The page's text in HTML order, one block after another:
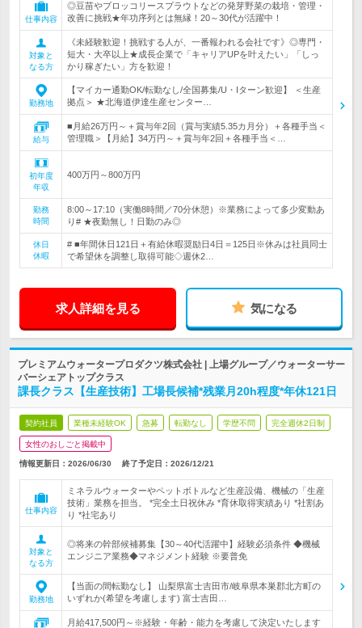
仕事内容
◎豆苗やブロッコリースプラウトなどの発芽野菜の栽培・管理・
改善に挑戦★年功序列とは無縁！20～30代が活躍中！
対象と
なる方
《未経験歓迎！挑戦する人が、一番報われる会社です》◎専門・
短大・大卒以上★成長企業で「キャリアUPを叶えたい」「しっ
かり稼ぎたい」方を歓迎！
勤務地
【マイカー通勤OK/転勤なし/全国募集/U・Iターン歓迎】 ＜生産
拠点＞ ★北海道伊達生産センター…
給与
■月給26万円～＋賞与年2回（賞与実績5.35カ月分）＋各種手当＜
管理職＞【月給】34万円～＋賞与年2回＋各種手当＜…
初年度
年収
400万円～800万円
勤務
時間
8:00～17:10（実働8時間／70分休憩）※業務によって多少変動あ
り# ★夜勤無し！日勤のみ◎
休日
休暇
# ■年間休日121日＋有給休暇奨励日4日＝125日※休みは社員同士
で希望休を調整し取得可能◇週休2…
求人詳細を見る 気になる
プレミアムウォータープロダクツ株式会社 | 上場グループ／ウォーターサー
バーシェアトップクラス
課長クラス【生産技術】工場長候補*残業月20h程度*年休121日
契約社員 業種未経験OK 急募 転勤なし 学歴不問 完全週休2日制
女性のおしごと掲載中
情報更新日：2026/06/30 終了予定日： 2026/12/21
仕事内容
ミネラルウォーターやペットボトルなど生産設備、機械の「生産
技術」業務を担当。 *完全土日祝休み *育休取得実績あり *社割あ
り *社宅あり
対象と
なる方
◎将来の幹部候補募集【30～40代活躍中】経験必須条件 ◆機械
エンジニア業務◆マネジメント経験 ※要普免
勤務地
【当面の間転勤なし】 山梨県富士吉田市/岐阜県本巣郡北方町の
いずれか(希望を考慮します) 富士吉田…
月給417,500円～※経験・年齢・能力を考慮して決定いたします